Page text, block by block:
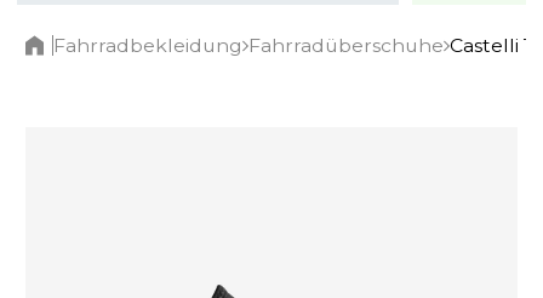
Fahrradbekleidung Fahrradüberschuhe Castelli